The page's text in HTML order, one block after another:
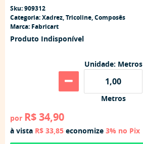
Sku:909312
Categoria:Xadrez,Tricoline,Composês
Marca: Fabricart
Produto Indisponível
Unidade: Metros
Metros
por R$ 34,90
à vista R$ 33,85 economize 3% no Pix